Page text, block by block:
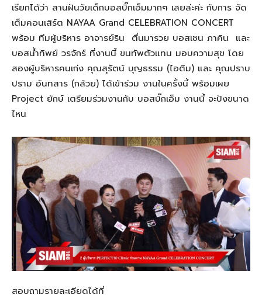
เรียกได้ว่า สานฝันวัยเด็กบอสบิ๊กเอ็มมากๆ เลยล่ะค่ะ กับการ จัด
เต็มคอนเสิร์ต NAYAA Grand CELEBRATION CONCERT
พร้อม ทีมผู้บริหาร อาจารย์ริน ตื่นมารวย บอสเชน ภาคิน
และ
บอสน้ำทิพย์ วรจักร์ ที่งานนี้ ขนทัพตัวแทน มอบความสุข โดย
สองผู้บริหารคนเก่ง คุณสุรัตน์ บุญธรรม (ไอติม) และ คุณปราบ
ปราม อันทสาร (กล้วย) ได้เข้าร่วม งานในครั้งนี้ พร้อมเผย
Project ยักษ์ เตรียมร่วมงานกับ บอสบิ๊กเอ็ม งานนี้ จะปังขนาด
ไหน
สอบถามรายละเอียดได้ที่